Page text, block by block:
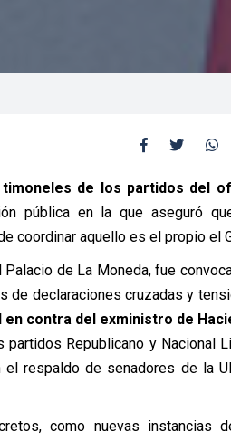
de los partidos del
pública en la que aseguró
coordinar aquello es el propio el
de La Moneda, fue
de declaraciones cruzadas y
contra del exministro de
partidos Republicano y Nacional
respaldo de senadores de la
como nuevas instancias